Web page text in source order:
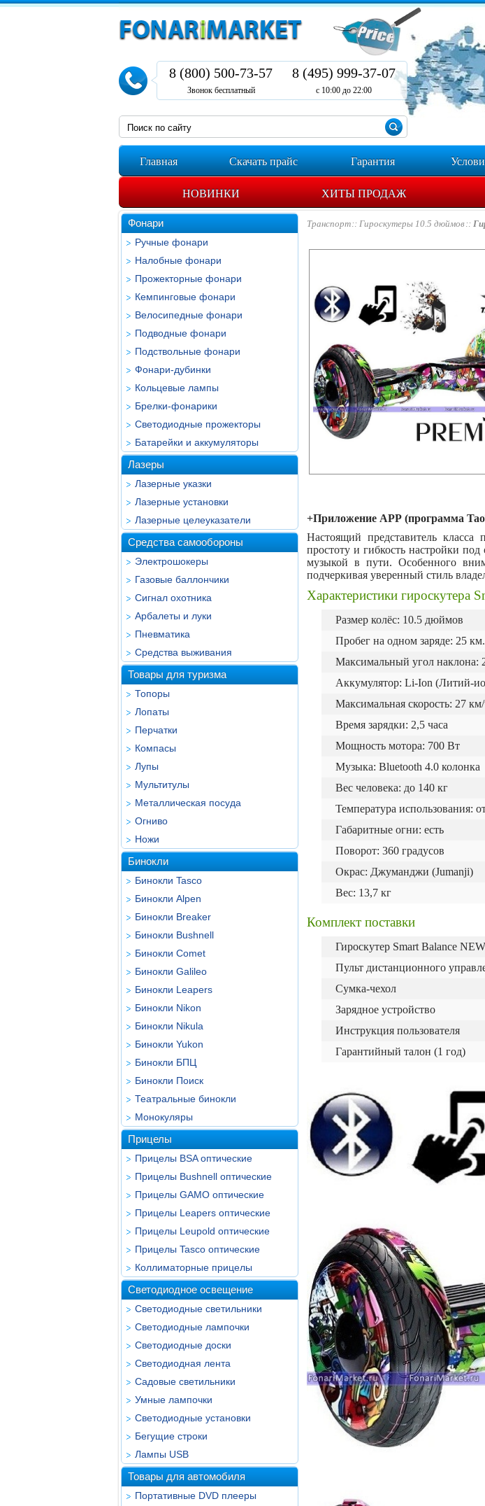
8 (800) 500-73-57
Звонок бесплатный
8 (495) 999-37-07
с 10:00 до 22:00
Главная Скачать прайс Гарантия
НОВИНКИ ХИТЫ ПРОДАЖ
Фонари
Ручные фонари
Налобные фонари
Прожекторные фонари
Кемпинговые фонари
Велосипедные фонари
Подводные фонари
Подствольные фонари
Фонари-дубинки
Кольцевые лампы
Брелки-фонарики
Светодиодные прожекторы
Батарейки и аккумуляторы
Лазеры
Лазерные указки
Лазерные установки
Лазерные целеуказатели
Средства самообороны
Электрошокеры
Газовые баллончики
Сигнал охотника
Арбалеты и луки
Пневматика
Средства выживания
Товары для туризма
Топоры
Лопаты
Перчатки
Компасы
Лупы
Мультитулы
Металлическая посуда
Огниво
Ножи
Бинокли
Бинокли Tasco
Бинокли Alpen
Бинокли Breaker
Бинокли Bushnell
Бинокли Comet
Бинокли Galileo
Бинокли Leapers
Бинокли Nikon
Бинокли Nikula
Бинокли Yukon
Бинокли БПЦ
Бинокли Поиск
Театральные бинокли
Монокуляры
Прицелы
Прицелы BSA оптические
Прицелы Bushnell оптические
Прицелы GAMO оптические
Прицелы Leapers оптические
Прицелы Leupold оптические
Прицелы Tasco оптические
Коллиматорные прицелы
Светодиодное освещение
Светодиодные светильники
Светодиодные лампочки
Светодиодные доски
Светодиодная лента
Садовые светильники
Умные лампочки
Светодиодные установки
Бегущие строки
Лампы USB
Товары для автомобиля
Портативные DVD плееры
Транспорт Гироскутеры 10.5 дюймов
+Приложение АРР (программа
Настоящий представитель
простоту и гибкость настройки
музыкой в пути. Особенного
подчеркивая уверенный стиль
Характеристики гироскутера
Размер колёс: 10.5 дюймов
Пробег на одном заряде: 25 км.
Максимальный угол наклона:
Аккумулятор: Li-Ion (Литий-
Максимальная скорость: 27
Время зарядки: 2,5 часа
Мощность мотора: 700 Вт
Музыка: Bluetooth 4.0 колонка
Вес человека: до 140 кг
Температура использования:
Габаритные огни: есть
Поворот: 360 градусов
Окрас: Джуманджи (Jumanji)
Вес: 13,7 кг
Комплект поставки
Гироскутер Smart Balance
Пульт дистанционного
Сумка-чехол
Зарядное устройство
Инструкция пользователя
Гарантийный талон (1 год)